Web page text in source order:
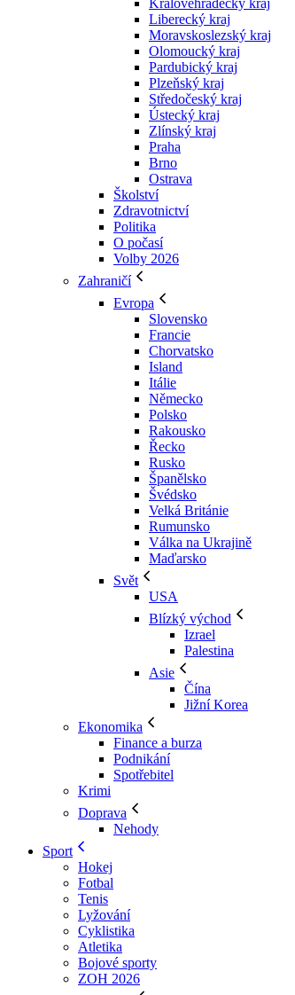
Králověhradecký kraj
Liberecký kraj
Moravskoslezský kraj
Olomoucký kraj
Pardubický kraj
Plzeňský kraj
Středočeský kraj
Ústecký kraj
Zlínský kraj
Praha
Brno
Ostrava
Školství
Zdravotnictví
Politika
O počasí
Volby 2026
Zahraničí
Evropa
Slovensko
Francie
Chorvatsko
Island
Itálie
Německo
Polsko
Rakousko
Řecko
Rusko
Španělsko
Švédsko
Velká Británie
Rumunsko
Válka na Ukrajině
Maďarsko
Svět
USA
Blízký východ
Izrael
Palestina
Asie
Čína
Jižní Korea
Ekonomika
Finance a burza
Podnikání
Spotřebitel
Krimi
Doprava
Nehody
Sport
Hokej
Fotbal
Tenis
Lyžování
Cyklistika
Atletika
Bojové sporty
ZOH 2026